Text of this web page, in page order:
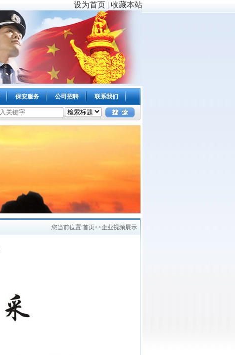
设为首页| 收藏本站
保安服务 公司招聘 联系我们
您当前位置:首页>>企业视频展示